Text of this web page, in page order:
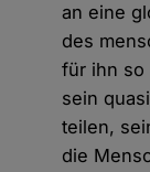
an eine
des
für ihn so
sein
teilen,
die